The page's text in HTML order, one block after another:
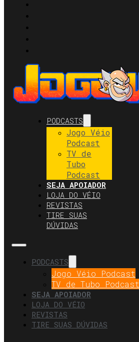
PODCASTS
Jogo Véio
Podcast
TV de
Tubo
Podcast
SEJA APOIADOR
LOJA DO VÉIO
REVISTAS
TIRE SUAS
DÚVIDAS
PODCASTS
Jogo Véio Podcast
TV de Tubo Podcast
SEJA APOIADOR
LOJA DO VÉIO
REVISTAS
TIRE SUAS DÚVIDAS